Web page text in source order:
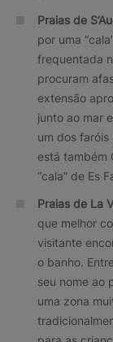
Praias de
por uma
frequentada
procuram
extensão
junto ao mar
um dos
está também
“cala” de Es
Praias de La
que melhor
visitante
o banho.
seu nome ao
uma zona